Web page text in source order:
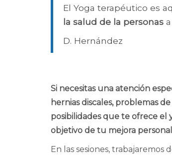
El Yoga terapéutico es
la salud de la personas
D. Hernández
Si necesitas una atención
hernias discales, problemas
posibilidades que te ofrece el
objetivo de tu mejora
En las sesiones,